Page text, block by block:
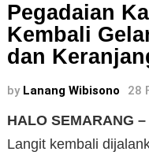
Pegadaian
Kembali
dan
by Lanang Wibisono 28
HALO SEMARANG –
Langit kembali